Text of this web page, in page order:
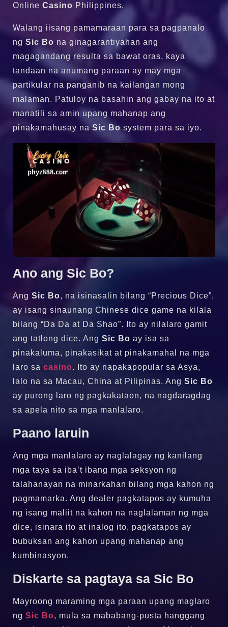
Online Casino Philippines.
Walang iisang pamamaraan para sa pagpanalo
ng Sic Bo na ginagarantiyahan ang
magagandang resulta sa bawat oras, kaya
tandaan na anumang paraan ay may mga
partikular na panganib na kailangan mong
malaman. Patuloy na basahin ang gabay na ito at
manatili sa amin upang mahanap ang
pinakamahusay na Sic Bo system para sa iyo.
Ano ang Sic Bo?
Ang Sic Bo, na isinasalin bilang “Precious Dice”,
ay isang sinaunang Chinese dice game na kilala
bilang “Da Da at Da Shao”. Ito ay nilalaro gamit
ang tatlong dice. Ang Sic Bo ay isa sa
pinakaluma, pinakasikat at pinakamahal na mga
laro sa casino. Ito ay napakapopular sa Asya,
lalo na sa Macau, China at Pilipinas. Ang Sic Bo
ay purong laro ng pagkakataon, na nagdaragdag
sa apela nito sa mga manlalaro.
Paano laruin
Ang mga manlalaro ay naglalagay ng kanilang
mga taya sa iba’t ibang mga seksyon ng
talahanayan na minarkahan bilang mga kahon ng
pagmamarka. Ang dealer pagkatapos ay kumuha
ng isang maliit na kahon na naglalaman ng mga
dice, isinara ito at inalog ito, pagkatapos ay
bubuksan ang kahon upang mahanap ang
kumbinasyon.
Diskarte sa pagtaya sa Sic Bo
Mayroong maraming mga paraan upang maglaro
ng Sic Bo, mula sa mababang-pusta hanggang